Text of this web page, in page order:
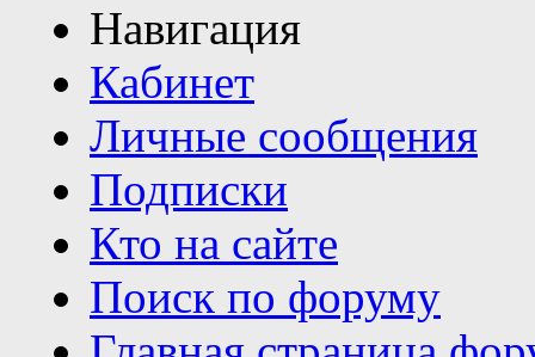
Навигация
Кабинет
Личные сообщения
Подписки
Кто на сайте
Поиск по форуму